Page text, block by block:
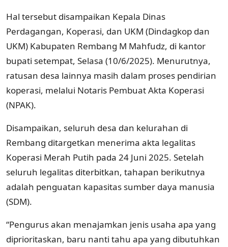
Hal tersebut disampaikan Kepala Dinas
Perdagangan, Koperasi, dan UKM (Dindagkop dan
UKM) Kabupaten Rembang M Mahfudz, di kantor
bupati setempat, Selasa (10/6/2025). Menurutnya,
ratusan desa lainnya masih dalam proses pendirian
koperasi, melalui Notaris Pembuat Akta Koperasi
(NPAK).
Disampaikan, seluruh desa dan kelurahan di
Rembang ditargetkan menerima akta legalitas
Koperasi Merah Putih pada 24 Juni 2025. Setelah
seluruh legalitas diterbitkan, tahapan berikutnya
adalah penguatan kapasitas sumber daya manusia
(SDM).
“Pengurus akan menajamkan jenis usaha apa yang
diprioritaskan, baru nanti tahu apa yang dibutuhkan